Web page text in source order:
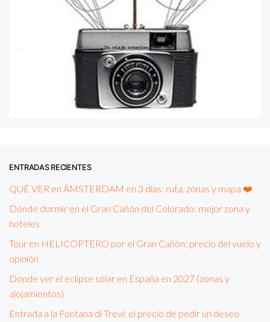
ENTRADAS RECIENTES
QUÉ VER en ÁMSTERDAM en 3 días: ruta, zonas y mapa ❤️
Dónde dormir en el Gran Cañón del Colorado: mejor zona y
hoteles
Tour en HELICÓPTERO por el Gran Cañón: precio del vuelo y
opinión
Dónde ver el eclipse solar en España en 2027 (zonas y
alojamientos)
Entrada a la Fontana di Trevi: el precio de pedir un deseo